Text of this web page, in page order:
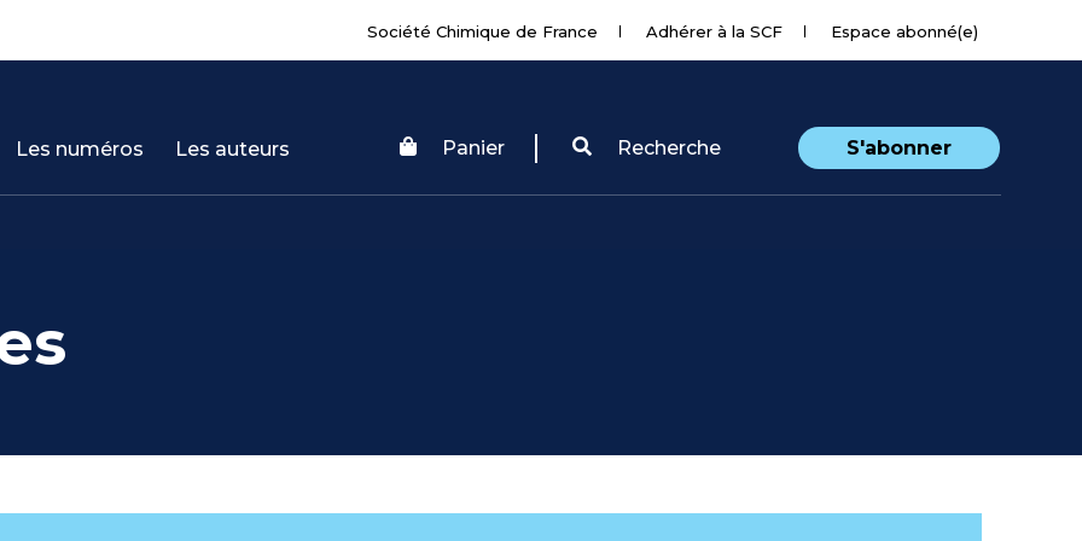
Société Chimique de France Adhérer à la SCF Espace abonné(e)
Les numéros Les auteurs Panier Recherche S'abonner